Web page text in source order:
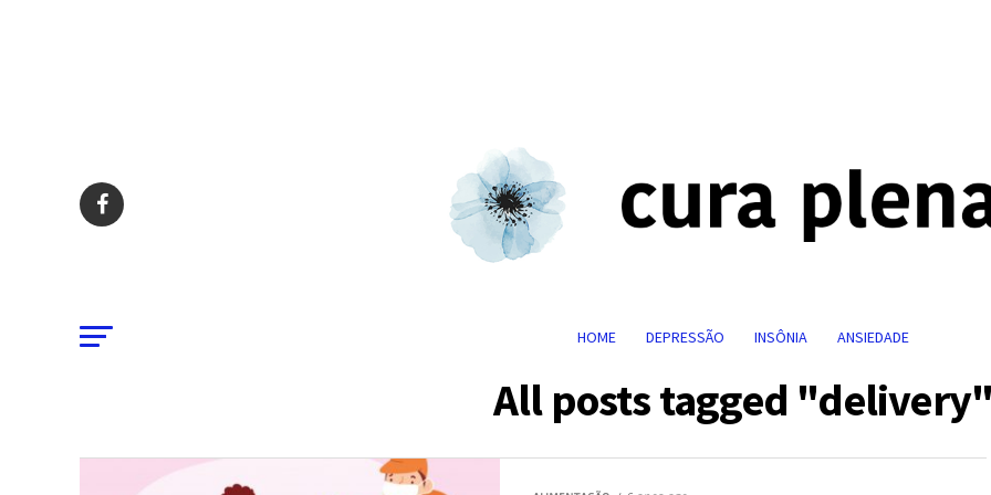
HOME DEPRESSÃO INSÔNIA ANSIEDADE
All posts tagged "delivery"